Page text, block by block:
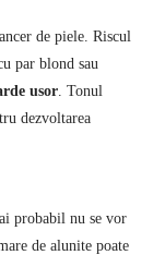
de piele. Riscul
par blond sau
usor. Tonul
dezvoltarea
probabil nu se vor
de alunite poate